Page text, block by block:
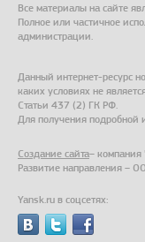
Все материалы на сайте
Полное или частичное
администрации.
Данный интернет-ресурс
каких условиях не
Статьи 437 (2) ГК РФ.
Для получения подробной
Создание сайта–
Развитие направления –
Yansk.ru в соцсетях: